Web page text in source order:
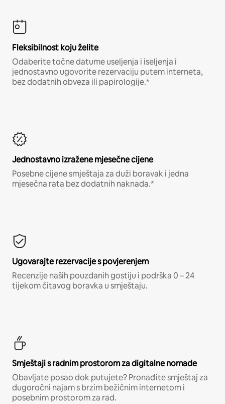
Fleksibilnost koju želite
Odaberite točne datume useljenja i iseljenja i
jednostavno ugovorite rezervaciju putem interneta,
bez dodatnih obveza ili papirologije.*
Jednostavno izražene mjesečne cijene
Posebne cijene smještaja za duži boravak i jedna
mjesečna rata bez dodatnih naknada.*
Ugovarajte rezervacije s povjerenjem
Recenzije naših pouzdanih gostiju i podrška 0 – 24
tijekom čitavog boravka u smještaju.
Smještaji s radnim prostorom za digitalne nomade
Obavljate posao dok putujete? Pronađite smještaj za
dugoročni najam s brzim bežičnim internetom i
posebnim prostorom za rad.